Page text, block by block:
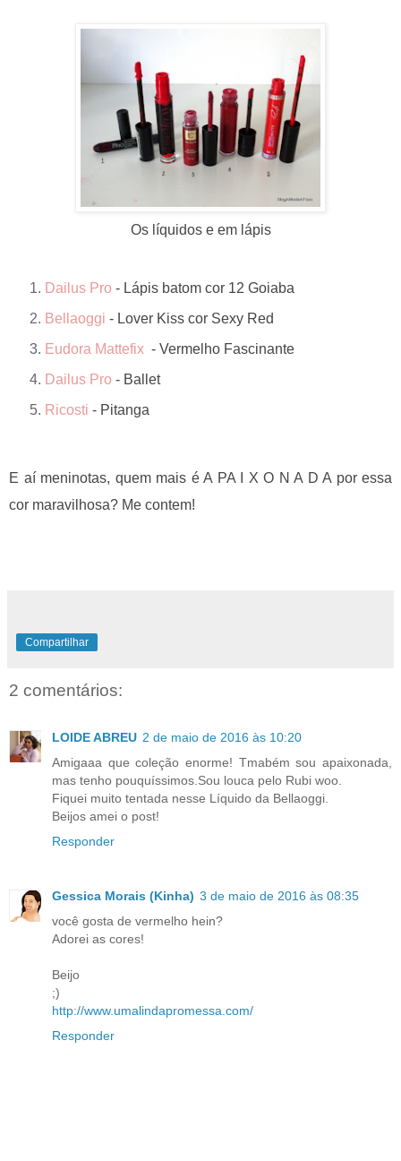
Os líquidos e em lápis
Dailus Pro - Lápis batom cor 12 Goiaba
Bellaoggi - Lover Kiss cor Sexy Red
Eudora Mattefix - Vermelho Fascinante
Dailus Pro - Ballet
Ricosti - Pitanga
E aí meninotas, quem mais é A PA I X O N A D A por essa
cor maravilhosa? Me contem!
Compartilhar
2 comentários:
LOIDE ABREU 2 de maio de 2016 às 10:20
Amigaaa que coleção enorme! Tmabém sou apaixonada,
mas tenho pouquíssimos.Sou louca pelo Rubi woo.
Fiquei muito tentada nesse Líquido da Bellaoggi.
Beijos amei o post!
Responder
Gessica Morais (Kinha) 3 de maio de 2016 às 08:35
você gosta de vermelho hein?
Adorei as cores!
Beijo
;)
http://www.umalindapromessa.com/
Responder